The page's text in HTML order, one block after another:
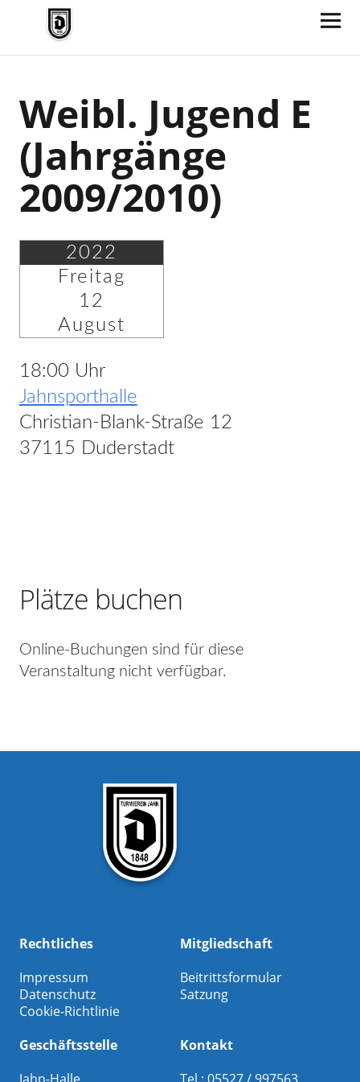
TV Jahn Duderstadt
Weibl. Jugend E
(Jahrgänge
2009/2010)
2022
Freitag
12
August
18:00 Uhr
Jahnsporthalle
Christian-Blank-Straße 12
37115 Duderstadt
Plätze buchen
Online-Buchungen sind für diese
Veranstaltung nicht verfügbar.
Rechtliches
Impressum
Datenschutz
Cookie-Richtlinie
Mitgliedschaft
Beitrittsformular
Satzung
Geschäftsstelle
Kontakt